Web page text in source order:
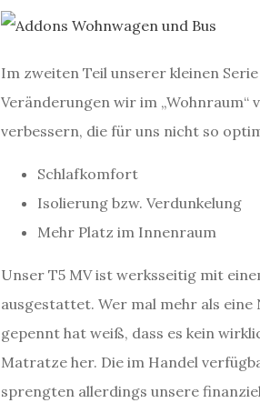
Im zweiten Teil unserer kleinen
Veränderungen wir im „Wohnraum“
verbessern, die für uns nicht so
Schlafkomfort
Isolierung bzw. Verdunkelung
Mehr Platz im Innenraum
Unser T5 MV ist werksseitig mit
ausgestattet. Wer mal mehr als
gepennt hat weiß, dass es kein
Matratze her. Die im Handel
sprengten allerdings unsere